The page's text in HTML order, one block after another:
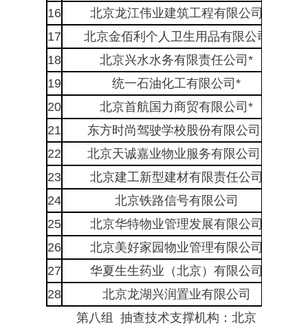
16
北京龙江伟业建筑工程有限公司
17
北京金佰利个人卫生用品有限公司
18
北京兴水水务有限责任公司*
19
统一石油化工有限公司*
20
北京首航国力商贸有限公司*
21
东方时尚驾驶学校股份有限公司*
22
北京天诚嘉业物业服务有限公司*
23
北京建工新型建材有限责任公司
24
北京铁路信号有限公司
25
北京华特物业管理发展有限公司
26
北京美好家园物业管理有限公司
27
华夏生生药业（北京）有限公司
28
北京龙湖兴润置业有限公司
第八组 抽查技术支撑机构：北京